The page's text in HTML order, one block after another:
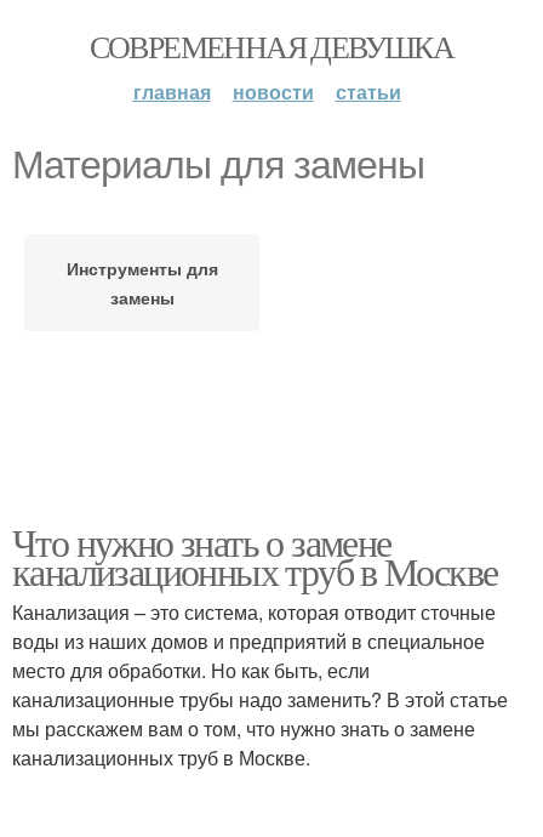
СОВРЕМЕННАЯ ДЕВУШКА
главная новости статьи
Материалы для замены
Инструменты для
замены
Что нужно знать о замене
канализационных труб в Москве
Канализация – это система, которая отводит сточные
воды из наших домов и предприятий в специальное
место для обработки. Но как быть, если
канализационные трубы надо заменить? В этой статье
мы расскажем вам о том, что нужно знать о замене
канализационных труб в Москве.